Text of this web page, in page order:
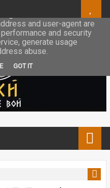
to deliver its services
and user-agent are
and security
generate usage
abuse.
GOT IT